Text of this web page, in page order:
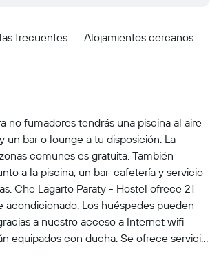
frecuentes Alojamientos cercanos
no fumadores tendrás una piscina al aire
un bar o lounge a tu disposición. La
comunes es gratuita. También
a la piscina, un bar-cafetería y servicio
Che Lagarto Paraty - Hostel ofrece 21
acondicionado. Los huéspedes pueden
a nuestro acceso a Internet wifi
equipados con ducha. Se ofrece servicio